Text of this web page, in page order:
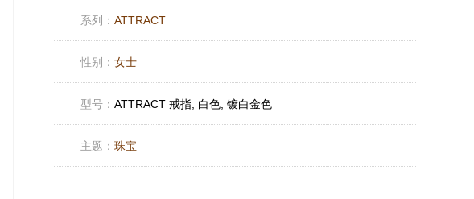
系列： ATTRACT
性别： 女士
型号： ATTRACT 戒指, 白色, 镀白金色
主题： 珠宝